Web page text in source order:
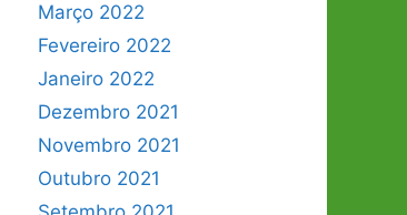
Março 2022
Fevereiro 2022
Janeiro 2022
Dezembro 2021
Novembro 2021
Outubro 2021